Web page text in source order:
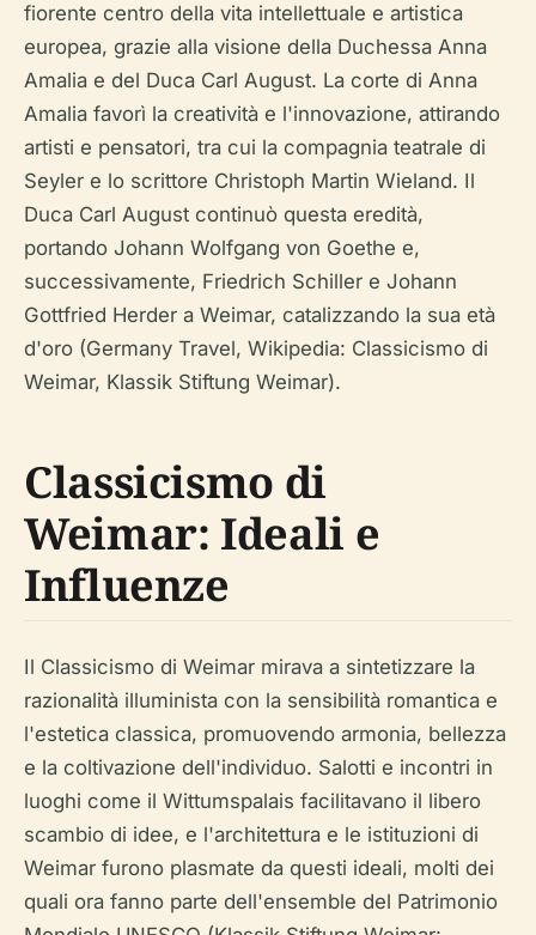
fiorente centro della vita intellettuale e artistica
europea, grazie alla visione della Duchessa Anna
Amalia e del Duca Carl August. La corte di Anna
Amalia favorì la creatività e l'innovazione, attirando
artisti e pensatori, tra cui la compagnia teatrale di
Seyler e lo scrittore Christoph Martin Wieland. Il
Duca Carl August continuò questa eredità,
portando Johann Wolfgang von Goethe e,
successivamente, Friedrich Schiller e Johann
Gottfried Herder a Weimar, catalizzando la sua età
d'oro (Germany Travel, Wikipedia: Classicismo di
Weimar, Klassik Stiftung Weimar).
Classicismo di
Weimar: Ideali e
Influenze
Il Classicismo di Weimar mirava a sintetizzare la
razionalità illuminista con la sensibilità romantica e
l'estetica classica, promuovendo armonia, bellezza
e la coltivazione dell'individuo. Salotti e incontri in
luoghi come il Wittumspalais facilitavano il libero
scambio di idee, e l'architettura e le istituzioni di
Weimar furono plasmate da questi ideali, molti dei
quali ora fanno parte dell'ensemble del Patrimonio